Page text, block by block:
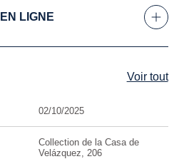
LIGNE
Voir tout
02/10/2025
Collection de la Casa de
Velázquez, 206